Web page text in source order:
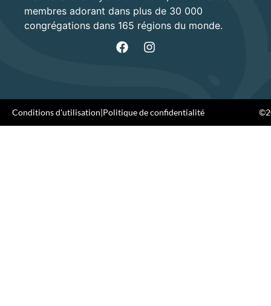
membres adorant dans plus de 30 000
congrégations dans 165 régions du monde.
Conditions d'utilisation|Politique de confidentialité